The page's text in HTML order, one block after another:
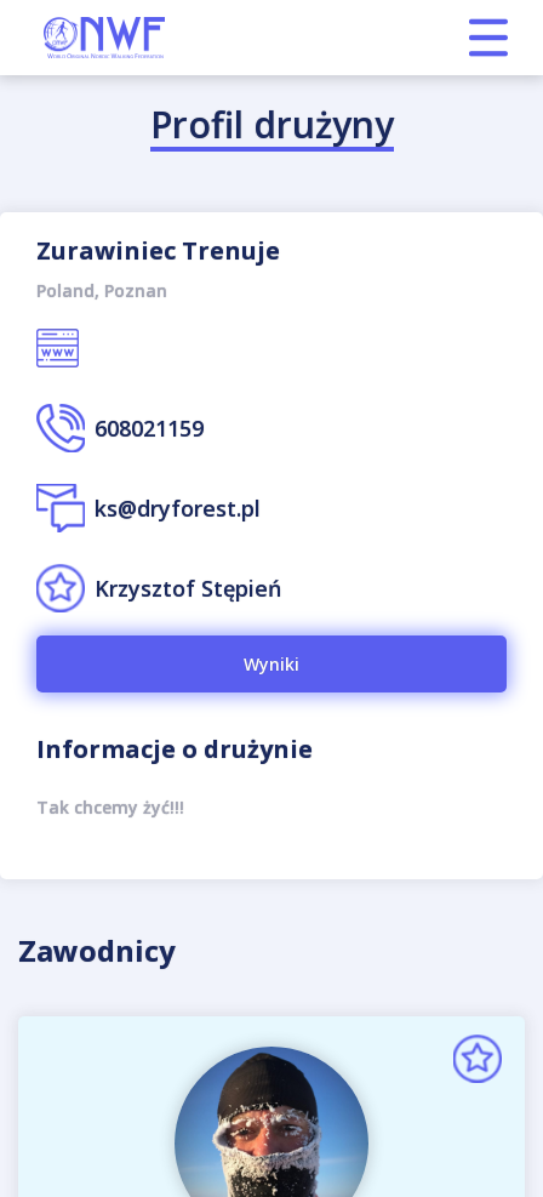
Profil drużyny
Zurawiniec Trenuje
Poland, Poznan
608021159
ks@dryforest.pl
Krzysztof Stępień
Wyniki
Informacje o drużynie
Tak chcemy żyć!!!
Zawodnicy